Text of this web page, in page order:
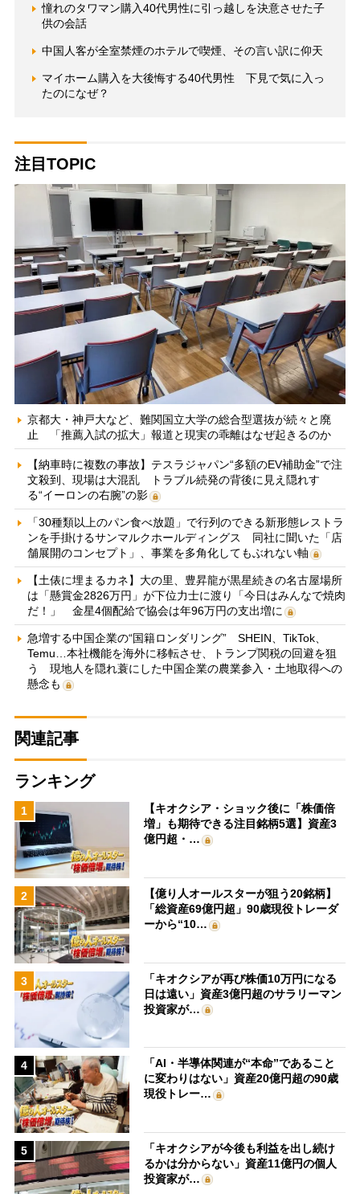
憧れのタワマン購入40代男性に引っ越しを決意させた子
供の会話
中国人客が全室禁煙のホテルで喫煙、その言い訳に仰天
マイホーム購入を大後悔する40代男性 下見で気に入っ
たのになぜ？
注目TOPIC
京都大・神戸大など、難関国立大学の総合型選抜が続々と廃
止 「推薦入試の拡大」報道と現実の乖離はなぜ起きるのか
【納車時に複数の事故】テスラジャパン“多額のEV補助金”で注
文殺到、現場は大混乱 トラブル続発の背後に見え隠れす
る“イーロンの右腕”の影
「30種類以上のパン食べ放題」で行列のできる新形態レストラ
ンを手掛けるサンマルクホールディングス 同社に聞いた「店
舗展開のコンセプト」、事業を多角化してもぶれない軸
【土俵に埋まるカネ】大の里、豊昇龍が黒星続きの名古屋場所
は「懸賞金2826万円」が下位力士に渡り「今日はみんなで焼肉
だ！」 金星4個配給で協会は年96万円の支出増に
急増する中国企業の“国籍ロンダリング” SHEIN、TikTok、
Temu…本社機能を海外に移転させ、トランプ関税の回避を狙
う 現地人を隠れ蓑にした中国企業の農業参入・土地取得への
懸念も
関連記事
ランキング
1
【キオクシア・ショック後に「株価倍
増」も期待できる注目銘柄5選】資産3
億円超・…
2
【億り人オールスターが狙う20銘柄】
「総資産69億円超」90歳現役トレーダ
ーから“10…
3
「キオクシアが再び株価10万円になる
日は遠い」資産3億円超のサラリーマン
投資家が…
4
「AI・半導体関連が“本命”であること
に変わりはない」資産20億円超の90歳
現役トレー…
5
「キオクシアが今後も利益を出し続け
るかは分からない」資産11億円の個人
投資家が…